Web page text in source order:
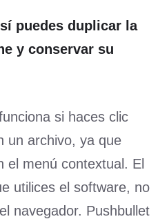
puedes duplicar la
y conservar su
si haces clic
un archivo, ya que
el menú contextual. El
utilices el software, no
navegador. Pushbullet